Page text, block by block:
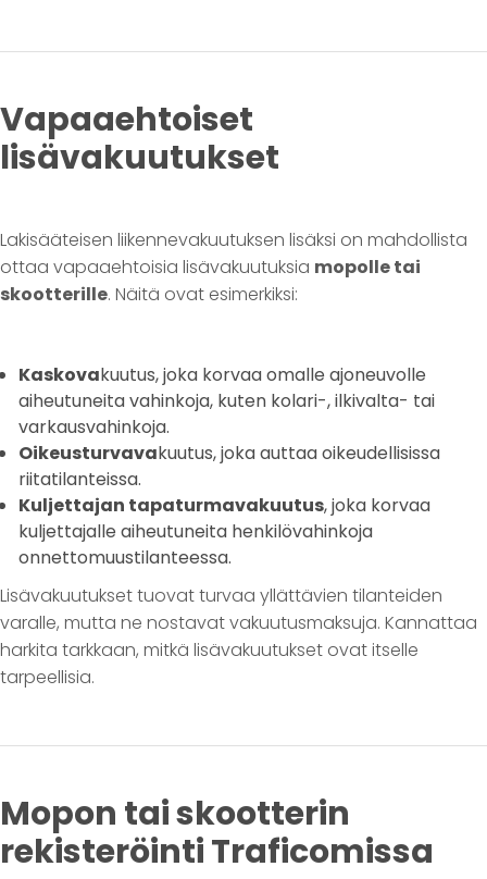
Vapaaehtoiset
lisävakuutukset
Lakisääteisen liikennevakuutuksen lisäksi on mahdollista
ottaa vapaaehtoisia lisävakuutuksia mopolle tai
skootterille. Näitä ovat esimerkiksi:
Kaskovakuutus, joka korvaa omalle ajoneuvolle
aiheutuneita vahinkoja, kuten kolari-, ilkivalta- tai
varkausvahinkoja.
Oikeusturvavakuutus, joka auttaa oikeudellisissa
riitatilanteissa.
Kuljettajan tapaturmavakuutus, joka korvaa
kuljettajalle aiheutuneita henkilövahinkoja
onnettomuustilanteessa.
Lisävakuutukset tuovat turvaa yllättävien tilanteiden
varalle, mutta ne nostavat vakuutusmaksuja. Kannattaa
harkita tarkkaan, mitkä lisävakuutukset ovat itselle
tarpeellisia.
Mopon tai skootterin
rekisteröinti Traficomissa